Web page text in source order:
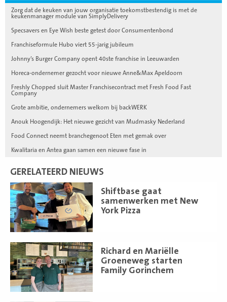
Zorg dat de keuken van jouw organisatie toekomstbestendig is met de
keukenmanager module van SimplyDelivery
Specsavers en Eye Wish beste getest door Consumentenbond
Franchiseformule Hubo viert 55-jarig jubileum
Johnny’s Burger Company opent 40ste franchise in Leeuwarden
Horeca-ondernemer gezocht voor nieuwe Anne&Max Apeldoorn
Freshly Chopped sluit Master Franchisecontract met Fresh Food Fast
Company
Grote ambitie, ondernemers welkom bij backWERK
Anouk Hoogendijk: Het nieuwe gezicht van Mudmasky Nederland
Food Connect neemt branchegenoot Eten met gemak over
Kwalitaria en Antea gaan samen een nieuwe fase in
GERELATEERD NIEUWS
Shiftbase gaat
samenwerken met New
York Pizza
Lees
meer
Richard en Mariëlle
Groeneweg starten
Family Gorinchem
Lees
meer